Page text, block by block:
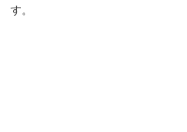
す。